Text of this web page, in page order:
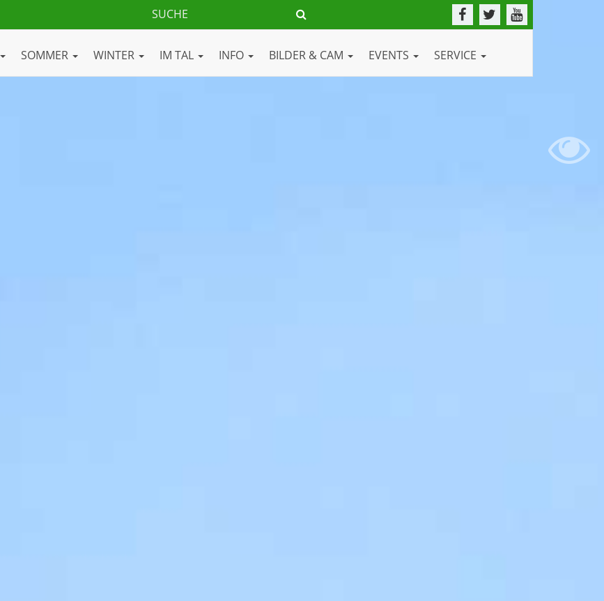
SOMMER WINTER IM TAL INFO BILDER & CAM EVENTS SERVICE